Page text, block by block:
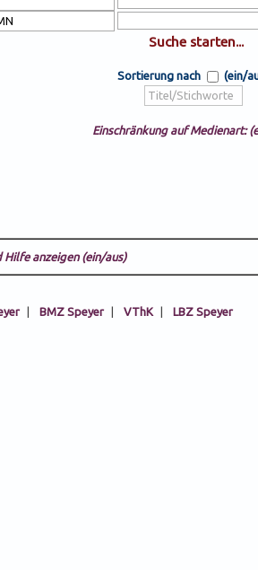
Sortierung nach (ein/
Einschränkung auf Medienart:
anzeigen (ein/aus)
| BMZ Speyer | VThK | LBZ Speyer